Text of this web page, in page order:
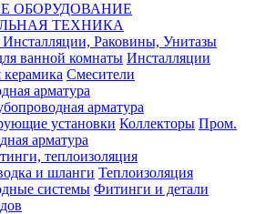
ОБОРУДОВАНИЕ
ТЕХНИКА
Раковины, Унитазы
ванной комнаты Инсталляции
керамика Смесители
арматура
арматура
установки Коллекторы Пром.
арматура
теплоизоляция
и шланги Теплоизоляция
системы Фитинги и детали